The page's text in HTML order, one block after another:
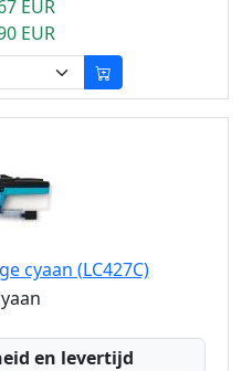
EUR
EUR
cyaan (LC427C)
en levertijd